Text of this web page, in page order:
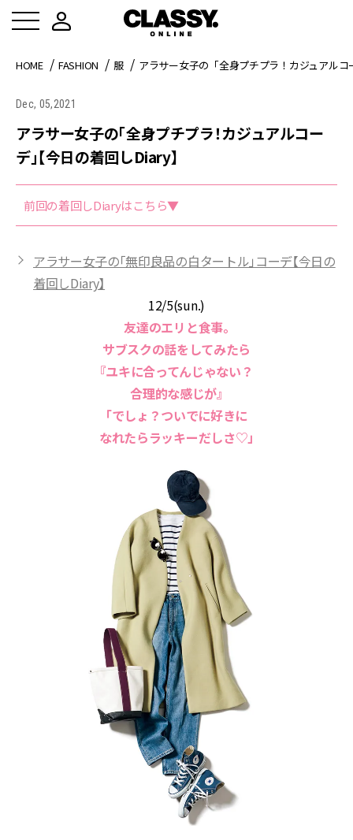
HOME FASHION 服 アラサー女子の「全身プチプラ！カジュアル
Dec, 05,2021
アラサー女子の「全身プチプラ！カジュアルコー
デ」【今日の着回しDiary】
前回の着回しDiaryはこちら▼
アラサー女子の「無印良品の白タートル」コーデ【今日の
着回しDiary】
12/5(sun.)
友達のエリと食事。
サブスクの話をしてみたら
『ユキに合ってんじゃない？
合理的な感じが』
「でしょ？ついでに好きに
なれたらラッキーだしさ♡」